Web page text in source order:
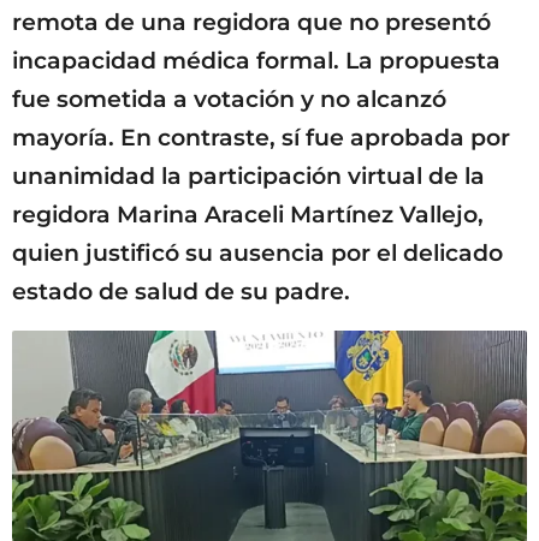
remota de una regidora que no presentó
incapacidad médica formal. La propuesta
fue sometida a votación y no alcanzó
mayoría. En contraste, sí fue aprobada por
unanimidad la participación virtual de la
regidora Marina Araceli Martínez Vallejo,
quien justificó su ausencia por el delicado
estado de salud de su padre.